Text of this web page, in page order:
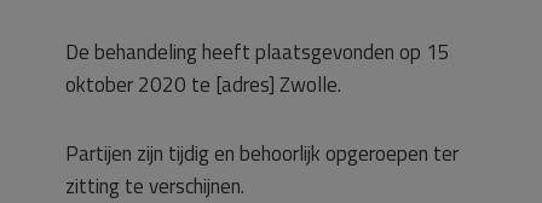
De behandeling heeft plaatsgevonden op 15
oktober 2020 te [adres] Zwolle.
Partijen zijn tijdig en behoorlijk opgeroepen ter
zitting te verschijnen.